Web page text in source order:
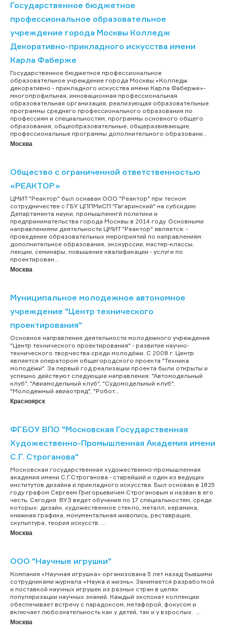
Государственное бюджетное
профессиональное образовательное
учреждение города Москвы Колледж
Декоративно-прикладного искусства имени
Карла Фаберже
Государственное бюджетное профессиональное
образовательное учреждение города Москвы «Колледж
декоративно - прикладного искусства имени Карла Фаберже»-
многопрофильная, инновационная профессиональная
образовательная организация, реализующая образовательные
программы среднего профессионального образования по
профессиям и специальностям, программы основного общего
образования, общеобразовательные, общеразвивающие,
профессиональные программы дополнительного образовани...
Москва
Общество с ограниченной ответственностью
«РЕАКТОР»
ЦМИТ "Реактор" был оснаван ООО "Реактор" при тесном
сотрудничестве с ГБУ ЦППМиСП "Гагаринский" на субсидию
Департамента науки, промышленнгй политики и
предпринимательства города Москвы в 2014 году. Основными
направлениями деятельности ЦМИТ "Реактор" является: -
проведение образовательных мероприятий по направлениям:
дополнительное образование, экскурссии, мастер-классы,
лекции, семинары, повышение квалификации - услуги по
проектирован...
Москва
Муниципальное молодежное автономное
учреждение "Центр технического
проектирования"
Основное направление деятельности молодежного учреждения
"Центр технического проектирования" - развитие научно-
технического творчества среди молодёжи. С 2008 г. Центр
является оператором общегородского проекта "Техника
молодёжи". За первый год реализации проекта были открыты и
успешно действуют следующие направления: "Автомодельный
клуб", "Авиамодельный клуб", "Судомодельный клуб",
"Молодежный авиаотряд", "Робот...
Красноярск
ФГБОУ ВПО "Московская Государственная
Художественно-Промышленная Академия имени
С.Г. Строганова"
Московская государственная художественно-промышленная
академия имени С.Г.Строганова - старейший и один из ведущих
институтов дизайна и прикладного искусства. Был основан в 1825
году графом Сергеем Григорьевичем Строгановым и назван в его
честь. Сегодня ВУЗ ведет обучения по 17 специальностям, среди
которых: дизайн, художественное стекло, металл, керамика,
книжная графика, монументальная живопись, реставрация,
скульптура, теория искусств. ...
Москва
ООО "Научные игрушки"
Компания «Научная игрушка» организована 5 лет назад бывшими
сотрудниками журнала «Наука и жизнь». Занимается разработкой
и поставкой научных игрушек из разных стран в целях
популяризации научных знаний. Каждый экспонат коллекции
обеспечивает встречу с парадоксом, метафорой, фокусом и
включает любознательность как у детей, так и у взрослых. ...
Москва